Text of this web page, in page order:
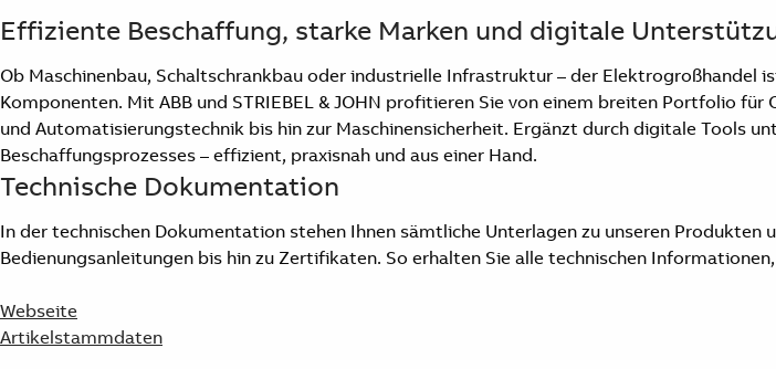
Effiziente Beschaffung, starke Marken und digitale
Ob Maschinenbau, Schaltschrankbau oder industrielle Infrastruktur – der
Komponenten. Mit ABB und STRIEBEL & JOHN profitieren Sie von einem breiten Portfolio
und Automatisierungstechnik bis hin zur Maschinensicherheit. Ergänzt durch digitale Tools
Beschaffungsprozesses – effizient, praxisnah und aus einer Hand.
Technische Dokumentation
In der technischen Dokumentation stehen Ihnen sämtliche Unterlagen zu unseren
Bedienungsanleitungen bis hin zu Zertifikaten. So erhalten Sie alle technischen
Webseite
Artikelstammdaten